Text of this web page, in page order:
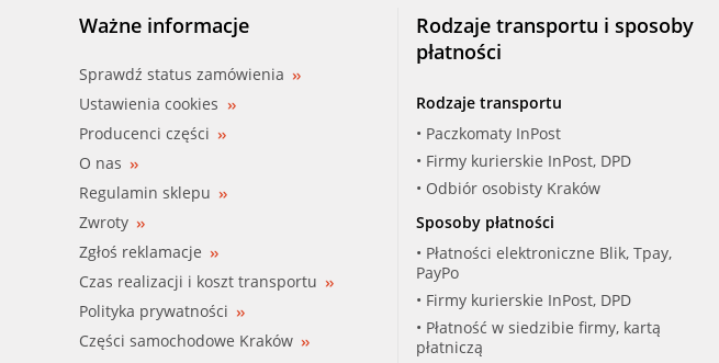
Ważne informacje
Sprawdź status zamówienia
Ustawienia cookies
Producenci części
O nas
Regulamin sklepu
Zwroty
Zgłoś reklamacje
Czas realizacji i koszt transportu
Polityka prywatności
Części samochodowe Kraków
Rodzaje transportu i sposoby
płatności
Rodzaje transportu
• Paczkomaty InPost
• Firmy kurierskie InPost, DPD
• Odbiór osobisty Kraków
Sposoby płatności
• Płatności elektroniczne Blik, Tpay,
PayPo
• Firmy kurierskie InPost, DPD
• Płatność w siedzibie firmy, kartą
płatniczą